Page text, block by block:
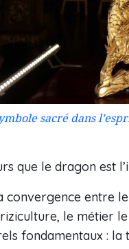
sacré dans
que le dragon est
convergence entre
le métier
fondamentaux : la